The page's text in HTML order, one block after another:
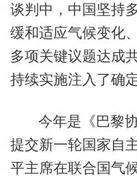
谈判中，中国坚持
缓和适应气候变化
多项关键议题达成
持续实施注入了确
今年是《巴黎
提交新一轮国家自
平主席在联合国气